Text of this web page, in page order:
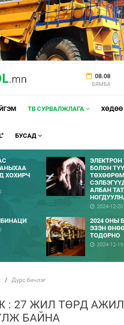
08.08
БЯМБА
ТВ СУРВАЛЖЛАГА
БУСАД
ХОХИРЧ
БОЛОН
АЛБАН
2024-12-20
2024 ОНЫ
ЭЗЭН
ТОДОРНО
2024-12-19
/ Дүрс бичлэг
: 27 ЖИЛ ТӨРД
БАЙНА